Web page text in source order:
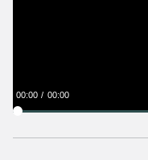
00:00 00:00